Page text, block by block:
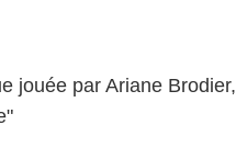
jouée par Ariane Brodier,